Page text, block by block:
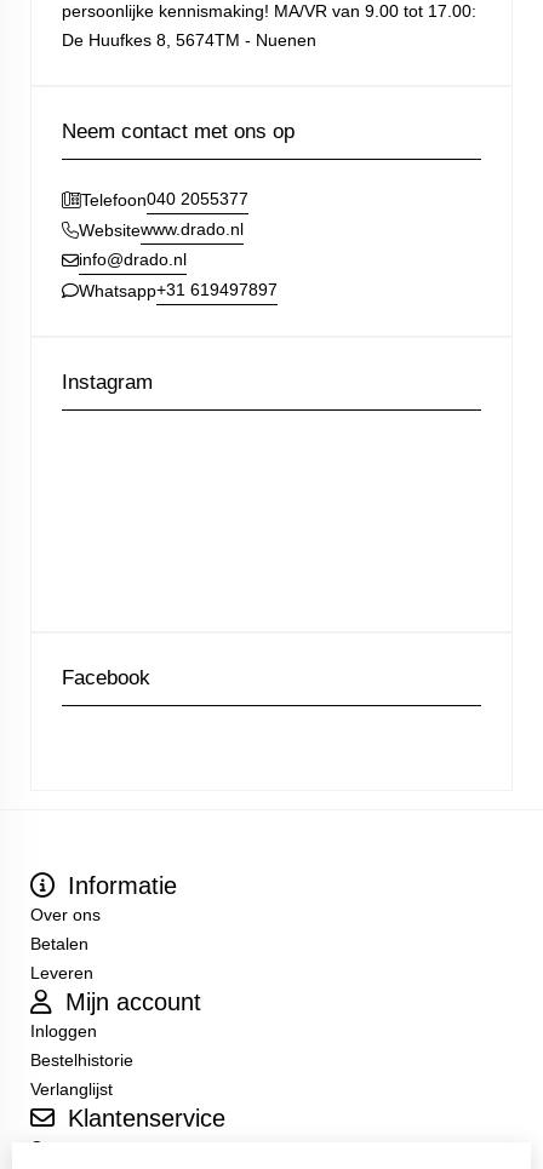
persoonlijke kennismaking! MA/VR van 9.00 tot 17.00:
De Huufkes 8, 5674TM - Nuenen
Neem contact met ons op
Telefoon040 2055377
Websitewww.drado.nl
info@drado.nl
Whatsapp+31 619497897
Instagram
Facebook
Informatie
Over ons
Betalen
Leveren
Mijn account
Inloggen
Bestelhistorie
Verlanglijst
Klantenservice
Contact